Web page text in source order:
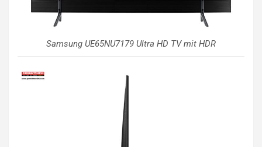
Samsung UE65NU7179 Ultra HD TV mit HDR